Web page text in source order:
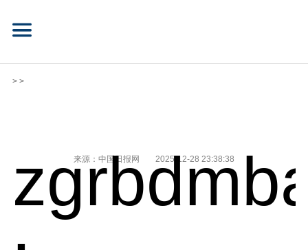
> >
来源：中国日报网 2025-12-28 23:38:38